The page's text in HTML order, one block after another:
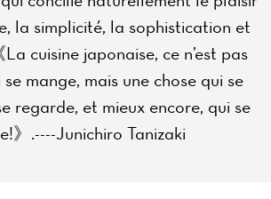
la simplicité, la sophistication et
La cuisine japonaise, ce n’est pas
mange, mais une chose qui se
regarde, et mieux encore, qui se
》.----Junichiro Tanizaki